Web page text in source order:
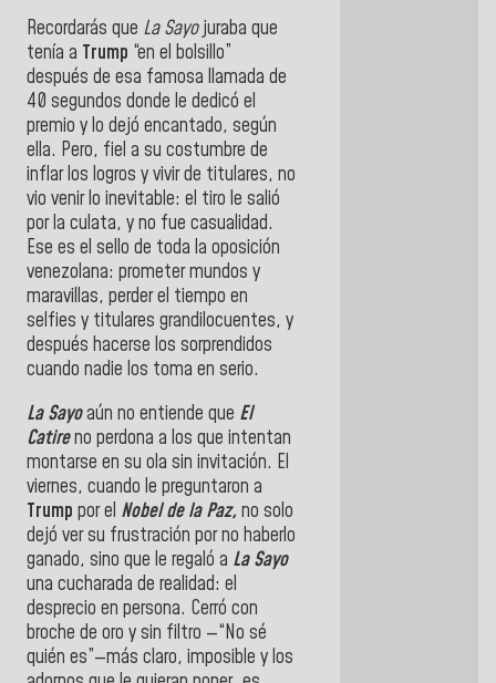
Recordarás que La Sayojuraba que
tenía a Trump “en el bolsillo”
después de esa famosa llamada de
40 segundos donde le dedicó el
premio y lo dejó encantado, según
ella. Pero, fiel a su costumbre de
inflar los logros y vivir de titulares, no
vio venir lo inevitable: el tiro le salió
por la culata, y no fue casualidad.
Ese es el sello de toda la oposición
venezolana: prometer mundos y
maravillas, perder el tiempo en
selfies y titulares grandilocuentes, y
después hacerse los sorprendidos
cuando nadie los toma en serio.
La Sayoaún no entiende que El
Catireno perdona a los que intentan
montarse en su ola sin invitación. El
viernes, cuando le preguntaron a
Trump por el Nobel de la Paz, no solo
dejó ver su frustración por no haberlo
ganado, sino que le regaló a La Sayo
una cucharada de realidad: el
desprecio en persona. Cerró con
broche de oro y sin filtro —“No sé
quién es”—más claro, imposible y los